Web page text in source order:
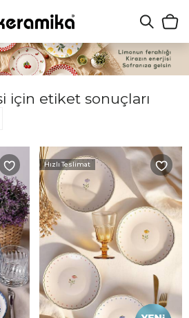
için etiket sonuçları
Hızlı Teslimat